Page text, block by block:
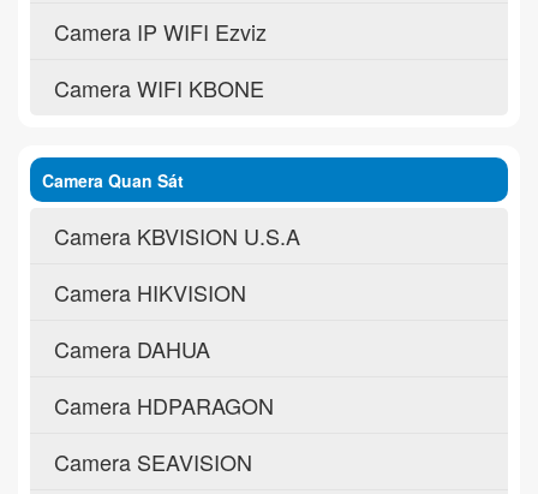
Camera IP WIFI Ezviz
Camera WIFI KBONE
Camera Quan Sát
Camera KBVISION U.S.A
Camera HIKVISION
Camera DAHUA
Camera HDPARAGON
Camera SEAVISION